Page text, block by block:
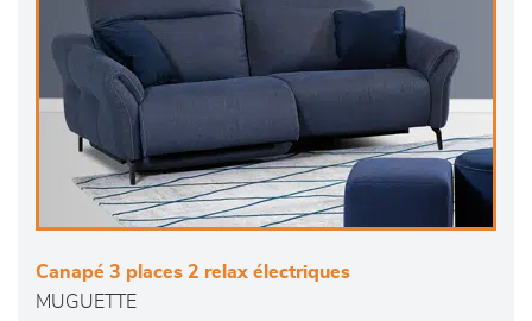
Canapé 3 places 2 relax électriques
MUGUETTE